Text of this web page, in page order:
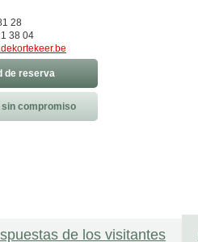
28
38 04
de reserva
compromiso
de los visitantes